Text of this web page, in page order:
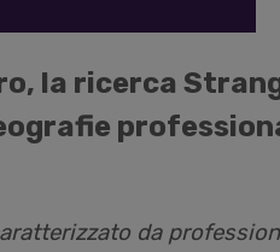
la ricerca
da